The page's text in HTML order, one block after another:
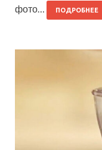
фото…
ПОДРОБНЕЕ